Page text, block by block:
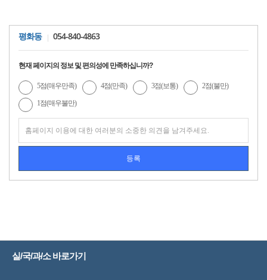
평화동 054-840-4863
현재 페이지의 정보 및 편의성에 만족하십니까?
5점(매우만족) 4점(만족) 3점(보통) 2점(불만)
1점(매우불만)
실/국/과/소 바로가기